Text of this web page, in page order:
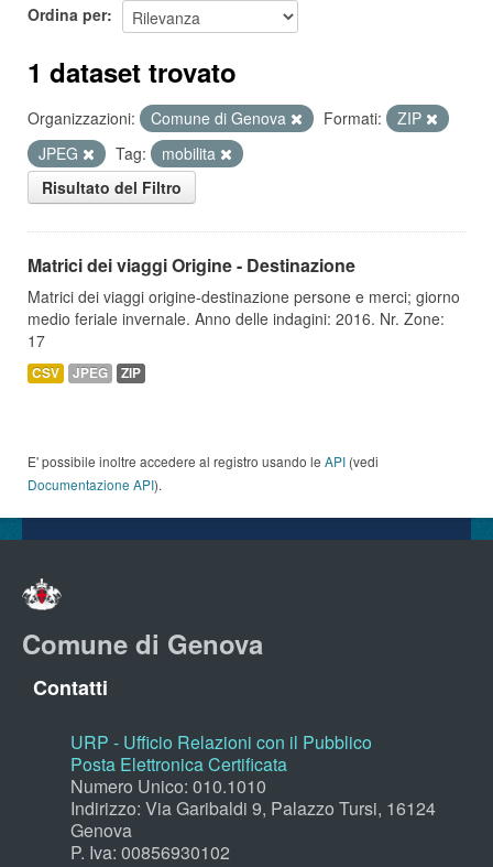
Ordina per
1 dataset trovato
Organizzazioni: Comune di Genova Formati:
ZIP
JPEG
Tag:
mobilita
Risultato del Filtro
Matrici dei viaggi Origine - Destinazione
Matrici dei viaggi origine-destinazione persone e merci; giorno
medio feriale invernale. Anno delle indagini: 2016. Nr. Zone:
17
CSV JPEG ZIP
E' possibile inoltre accedere al registro usando le API (vedi
Documentazione API).
Comune di Genova
Contatti
URP - Ufficio Relazioni con il Pubblico
Posta Elettronica Certificata
Numero Unico: 010.1010
Indirizzo: Via Garibaldi 9, Palazzo Tursi, 16124
Genova
P. Iva: 00856930102